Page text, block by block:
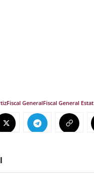
Fiscal GeneralFiscal General Estat